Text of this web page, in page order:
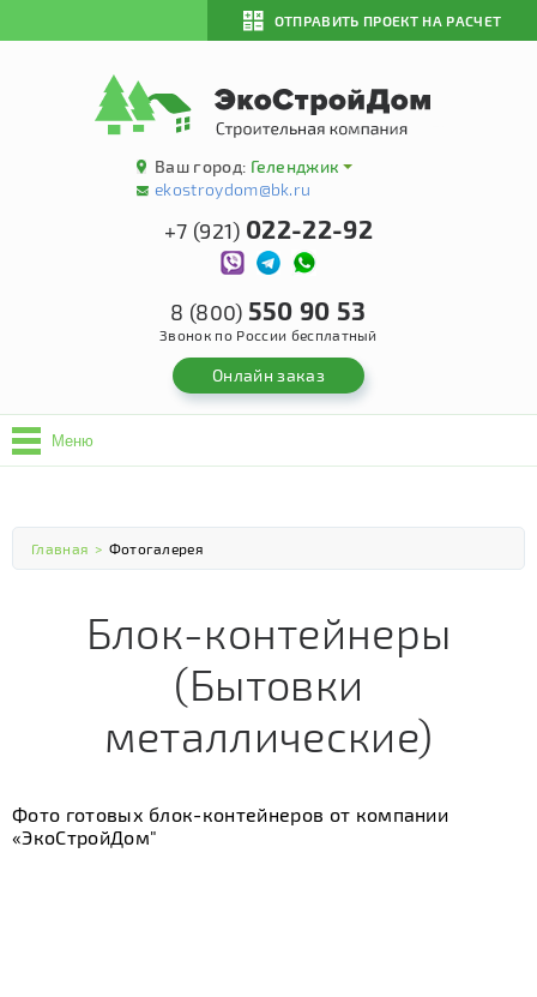
ОТПРАВИТЬ ПРОЕКТ НА РАСЧЕТ
Ваш город: Геленджик
ekostroydom@bk.ru
+7 (921) 022-22-92
8 (800) 550 90 53
Звонок по России бесплатный
Онлайн заказ
Меню
Главная > Фотогалерея
Блок-контейнеры
(Бытовки
металлические)
Фото готовых блок-контейнеров от компании
«ЭкоСтройДом"